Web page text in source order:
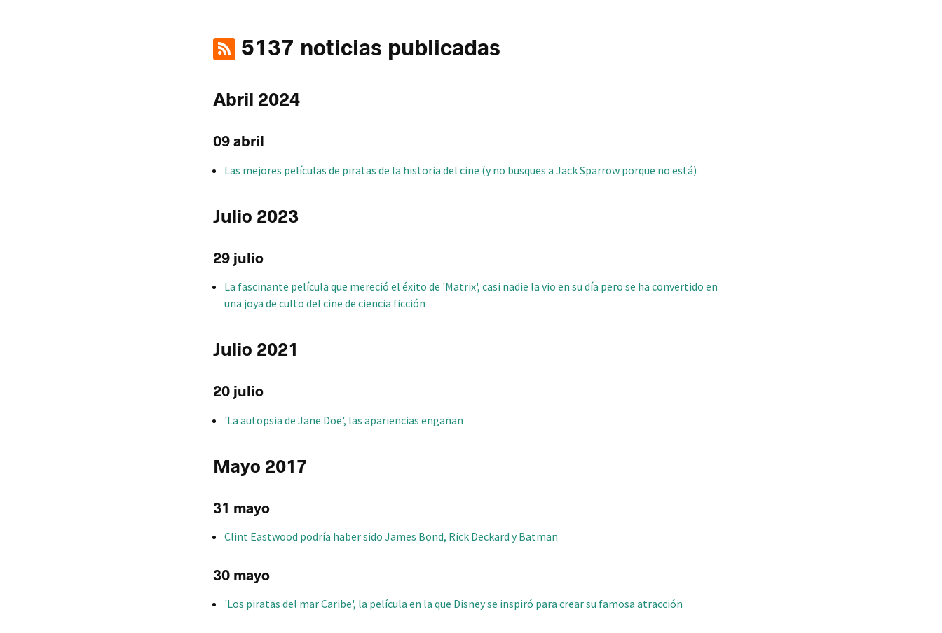
5137 noticias publicadas
Abril 2024
09 abril
Las mejores películas de piratas de la historia del cine (y no busques a Jack Sparrow porque no está)
Julio 2023
29 julio
La fascinante película que mereció el éxito de 'Matrix', casi nadie la vio en su día pero se ha convertido en
una joya de culto del cine de ciencia ficción
Julio 2021
20 julio
'La autopsia de Jane Doe', las apariencias engañan
Mayo 2017
31 mayo
Clint Eastwood podría haber sido James Bond, Rick Deckard y Batman
30 mayo
'Los piratas del mar Caribe', la película en la que Disney se inspiró para crear su famosa atracción